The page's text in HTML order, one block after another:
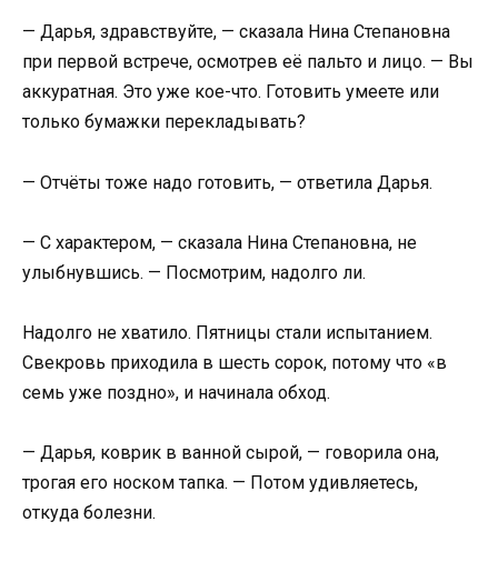
— Дарья, здравствуйте, — сказала Нина Степановна
при первой встрече, осмотрев её пальто и лицо. — Вы
аккуратная. Это уже кое-что. Готовить умеете или
только бумажки перекладывать?
— Отчёты тоже надо готовить, — ответила Дарья.
— С характером, — сказала Нина Степановна, не
улыбнувшись. — Посмотрим, надолго ли.
Надолго не хватило. Пятницы стали испытанием.
Свекровь приходила в шесть сорок, потому что «в
семь уже поздно», и начинала обход.
— Дарья, коврик в ванной сырой, — говорила она,
трогая его носком тапка. — Потом удивляетесь,
откуда болезни.